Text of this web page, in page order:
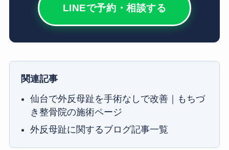
LINEで予約・相談する
関連記事
仙台で外反母趾を手術なしで改善｜もちづ
き整骨院の施術ページ
外反母趾に関するブログ記事一覧